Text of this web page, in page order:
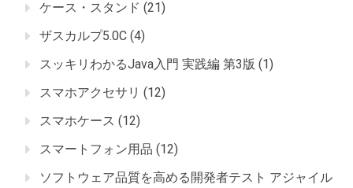
ケース・スタンド (21)
ザスカルプ5.0C (4)
スッキリわかるJava入門 実践編 第3版 (1)
スマホアクセサリ (12)
スマホケース (12)
スマートフォン用品 (12)
ソフトウェア品質を高める開発者テスト アジャイル